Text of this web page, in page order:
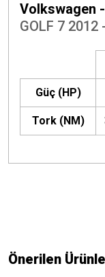
Volkswagen
GOLF 7 2012
Güç (HP)
Tork (NM)
Önerilen